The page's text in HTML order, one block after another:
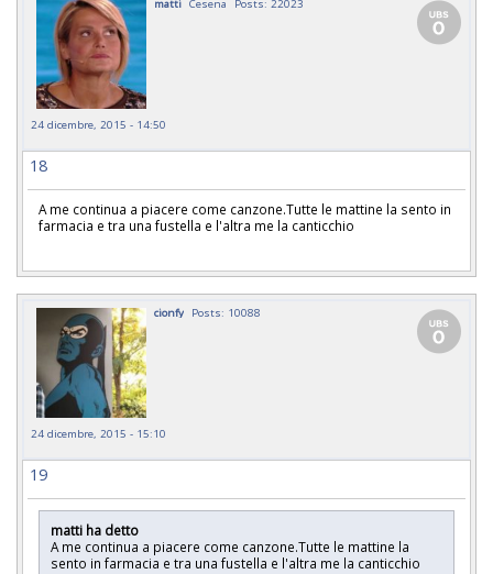
matti Cesena Posts: 22023
24 dicembre, 2015 - 14:50
18
A me continua a piacere come canzone.Tutte le mattine la sento in
farmacia e tra una fustella e l'altra me la canticchio
cionfy Posts: 10088
24 dicembre, 2015 - 15:10
19
matti ha detto
A me continua a piacere come canzone.Tutte le mattine la
sento in farmacia e tra una fustella e l'altra me la canticchio